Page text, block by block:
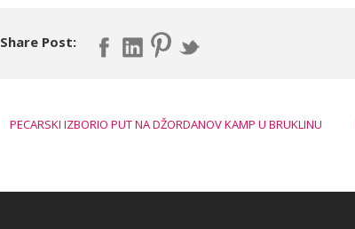
Share Post:
PECARSKI IZBORIO PUT NA DŽORDANOV KAMP U BRUKLINU